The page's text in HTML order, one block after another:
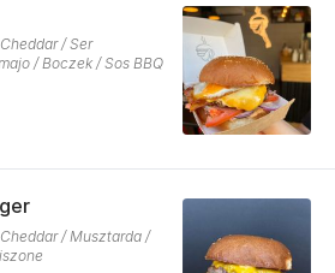
/ Ser
/ Boczek / Sos BBQ
/ Musztarda /